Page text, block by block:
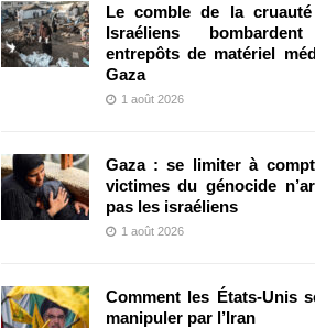
Le comble de la
Israéliens
entrepôts de matériel
Gaza
1 août 2026
Gaza : se limiter à
victimes du génocide
pas les israéliens
1 août 2026
Comment les États-Unis
manipuler par l’Iran